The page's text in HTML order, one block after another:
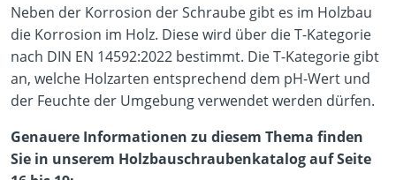
Neben der Korrosion der Schraube gibt es im Holzbau
die Korrosion im Holz. Diese wird über die T-Kategorie
nach DIN EN 14592:2022 bestimmt. Die T-Kategorie gibt
an, welche Holzarten entsprechend dem pH-Wert und
der Feuchte der Umgebung verwendet werden dürfen.
Genauere Informationen zu diesem Thema finden
Sie in unserem Holzbauschraubenkatalog auf Seite